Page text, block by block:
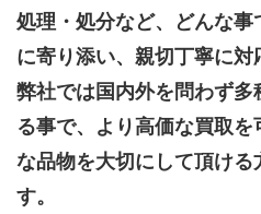
処理・処分など、どんな事
に寄り添い、親切丁寧に対
弊社では国内外を問わず
る事で、より高価な買取
な品物を大切にして頂ける
す。